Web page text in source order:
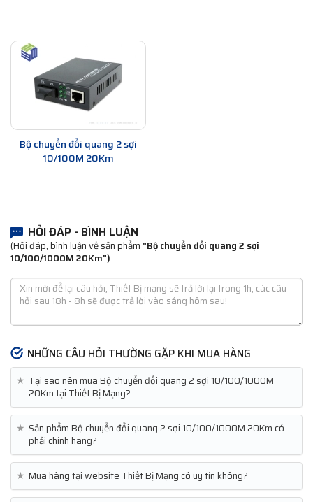
Bộ chuyển đổi quang 2 sợi
10/100M 20Km
HỎI ĐÁP - BÌNH LUẬN
(Hỏi đáp, bình luận về sản phẩm "Bộ chuyển đổi quang 2 sợi
10/100/1000M 20Km")
NHỮNG CÂU HỎI THƯỜNG GẶP KHI MUA HÀNG
★ Tại sao nên mua Bộ chuyển đổi quang 2 sợi 10/100/1000M
20Km tại Thiết Bị Mạng?
★ Sản phẩm Bộ chuyển đổi quang 2 sợi 10/100/1000M 20Km có
phải chính hãng?
★ Mua hàng tại website Thiết Bị Mạng có uy tín không?